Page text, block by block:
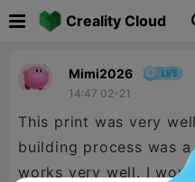
Creality Cloud
Mimi2026
14:47 02-21
This print was very
building process was
works very well. I